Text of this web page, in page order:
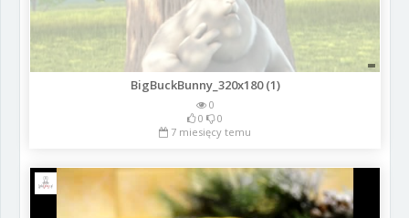
BigBuckBunny_320x180 (1)
0
0
0
7 miesięcy temu